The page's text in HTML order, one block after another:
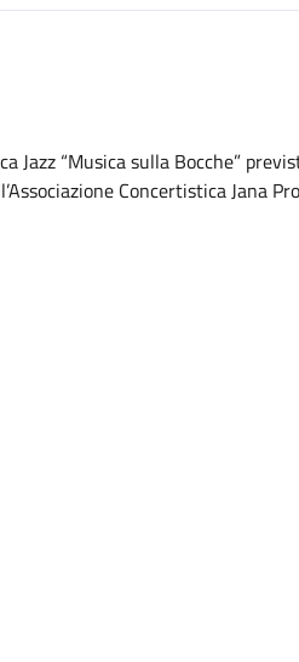
Jazz “Musica sulla Bocche”
Concertistica Jana